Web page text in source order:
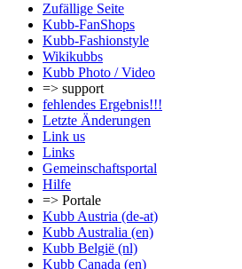
Zufällige Seite
Kubb-FanShops
Kubb-Fashionstyle
Wikikubbs
Kubb Photo / Video
=> support
fehlendes Ergebnis!!!
Letzte Änderungen
Link us
Links
Gemeinschafts­portal
Hilfe
=> Portale
Kubb Austria (de-at)
Kubb Australia (en)
Kubb België (nl)
Kubb Canada (en)